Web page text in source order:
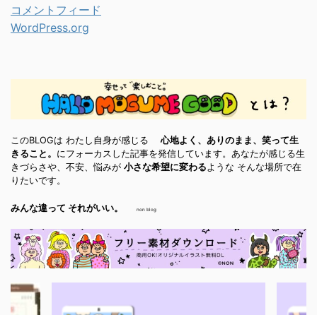
コメントフィード
WordPress.org
このBLOGは わたし自身が感じる心地よく、ありのまま、笑って生
きること。 にフォーカスした記事を発信しています。あなたが感じる生
きづらさや、不安、悩みが 小さな希望に変わる ような そんな場所で在
りたいです。
みんな違って それがいい。 non blog